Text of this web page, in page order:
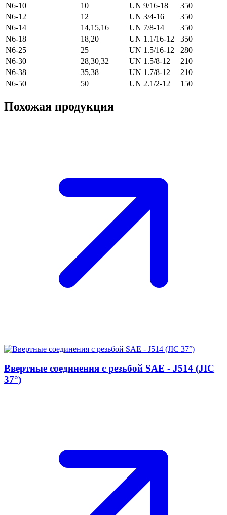
N6-10
10 UN 9/16-18
350
N6-12
12 UN 3/4-16
350
N6-14
14,15,16 UN 7/8-14
350
N6-18
18,20 UN 1.1/16-12
350
N6-25
25 UN 1.5/16-12
280
N6-30
28,30,32 UN 1.5/8-12
210
N6-38
35,38 UN 1.7/8-12
210
N6-50
50 UN 2.1/2-12 150
Похожая продукция
Ввертные соединения с резьбой SAE - J514 (JIC
37°)